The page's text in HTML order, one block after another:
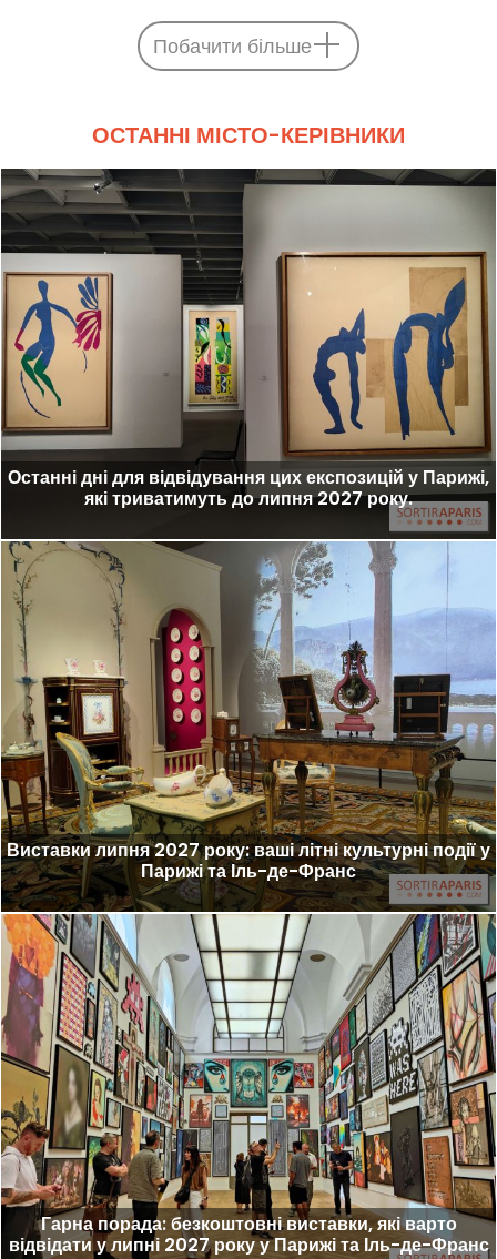
Побачити більше
ОСТАННІ МІСТО-КЕРІВНИКИ
Останні дні для відвідування цих експозицій у Парижі,
які триватимуть до липня 2027 року.
Виставки липня 2027 року: ваші літні культурні події у
Парижі та Іль-де-Франс
Гарна порада: безкоштовні виставки, які варто
відвідати у липні 2027 року у Парижі та Іль-де-Франс